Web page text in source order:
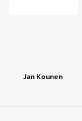
Jan Kounen